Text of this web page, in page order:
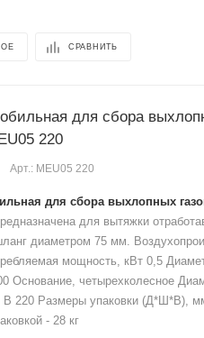
СРАВНИТЬ
для сбора
220
Арт.: MEU05 220
для сбора выхлопных
для вытяжки
диаметром 75 мм.
мощность, кВт 0,5
Основание, четырехколесное
В 220 Размеры упаковки (Д*Ш*В),
- 28 кг